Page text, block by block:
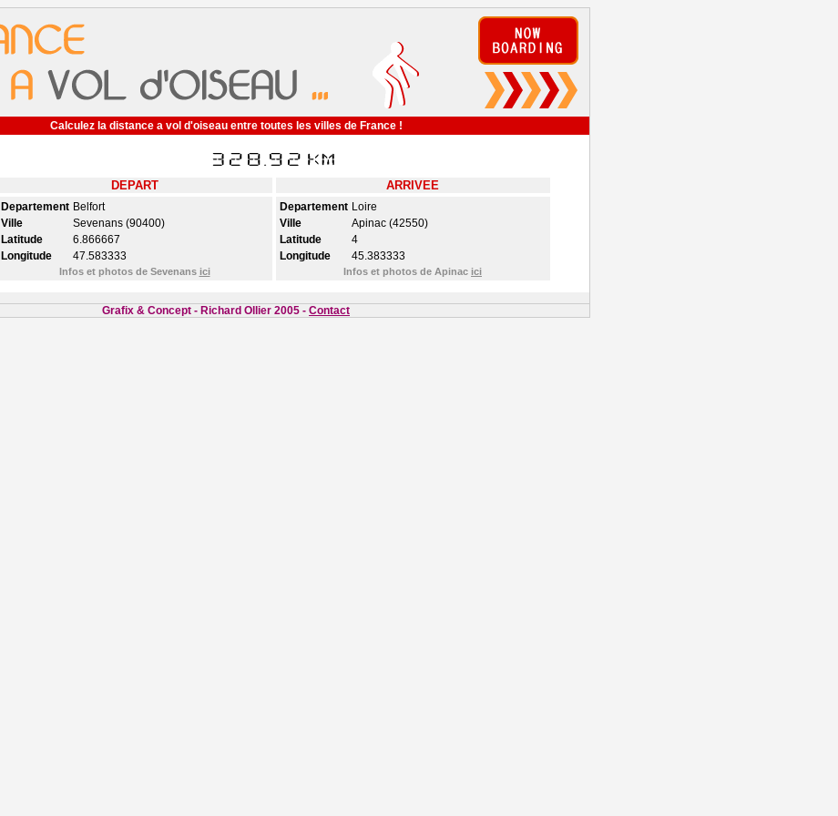
Calculez la distance a vol d'oiseau entre toutes les villes de France !
DEPART ARRIVEE
Departement Belfort
Ville
Sevenans (90400)
Latitude
6.866667
Longitude
47.583333
Infos et photos de Sevenans ici
Departement Loire
Ville
Apinac (42550)
Latitude
4
Longitude
45.383333
Infos et photos de Apinac ici
Grafix & Concept - Richard Ollier 2005 - Contact